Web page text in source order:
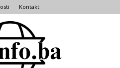
Kontakt